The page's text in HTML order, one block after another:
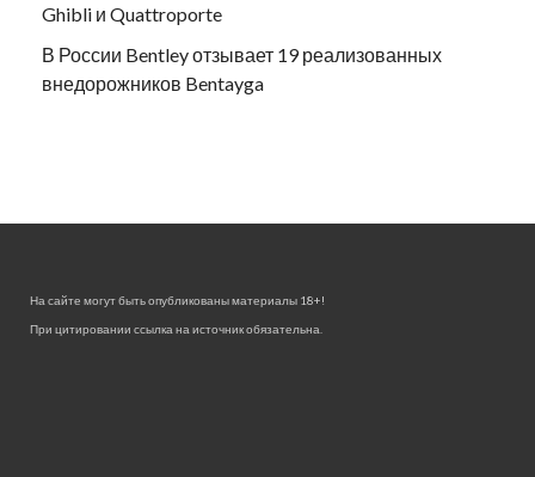
Ghibli и Quattroporte
В России Bentley отзывает 19 реализованных
внедорожников Bentayga
На сайте могут быть опубликованы материалы 18+!
При цитировании ссылка на источник обязательна.